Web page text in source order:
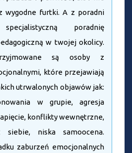
wygodne furtki. A z poradni
poradnię
w twojej okolicy.
są osoby z
które przejawiają
utrwalonych objawów jak:
w grupie, agresja
konflikty wewnętrzne,
siebie, niska samoocena.
zaburzeń emocjonalnych